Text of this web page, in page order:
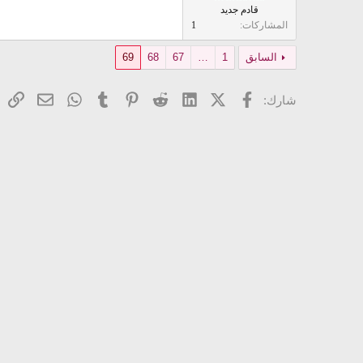
قادم جديد
المشاركات
1
السابق 1
67
68
69
شارك: فيسبوكX (Twitter)
LinkedIn
Reddit
Pinterest
Tumblr
WhatsApp
البريد